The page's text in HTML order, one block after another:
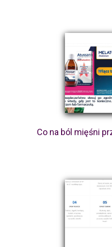
Co na ból mięśni